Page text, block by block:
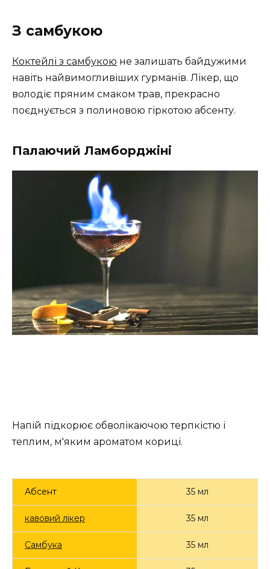
З самбукою
Коктейлі з самбукою не залишать байдужими
навіть найвимогливіших гурманів. Лікер, що
володіє пряним смаком трав, прекрасно
поєднується з полиновою гіркотою абсенту.
Палаючий Ламборджіні
Напій підкорює обволікаючою терпкістю і
теплим, м'яким ароматом кориці.
Абсент 35 мл
кавовий лікер 35 мл
Самбука 35 мл